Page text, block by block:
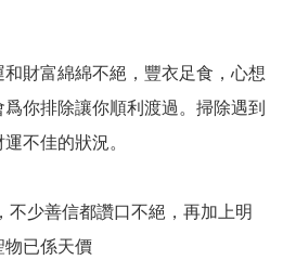
財富綿綿不絕，豐衣足食，心想
你排除讓你順利渡過。掃除遇到
不佳的狀況。
不少善信都讚口不絕，再加上明
物已係天價